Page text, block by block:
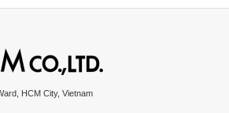
HCM City, Vietnam